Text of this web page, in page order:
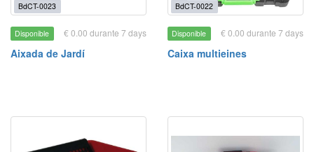
BdCT-0023
Disponible € 0.00 durante 7 days
Aixada de Jardí
BdCT-0022
Disponible € 0.00 durante 7 days
Caixa multieines